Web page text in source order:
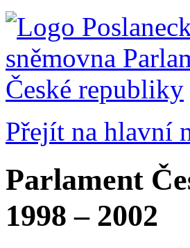
Přejít na hlavní
Parlament
1998 – 2002